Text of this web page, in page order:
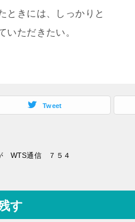
ときには、しっかりと
いただきたい。
Tweet
WTS通信 ７５４
す